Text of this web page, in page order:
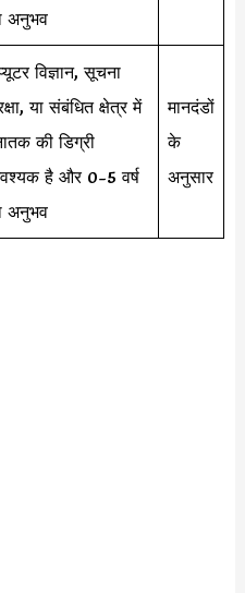
अनुभव
विज्ञान, सूचना
या संबंधित क्षेत्र में
की डिग्री
है और 0-5 वर्ष
अनुभव
मानदंडों
के
अनुसार